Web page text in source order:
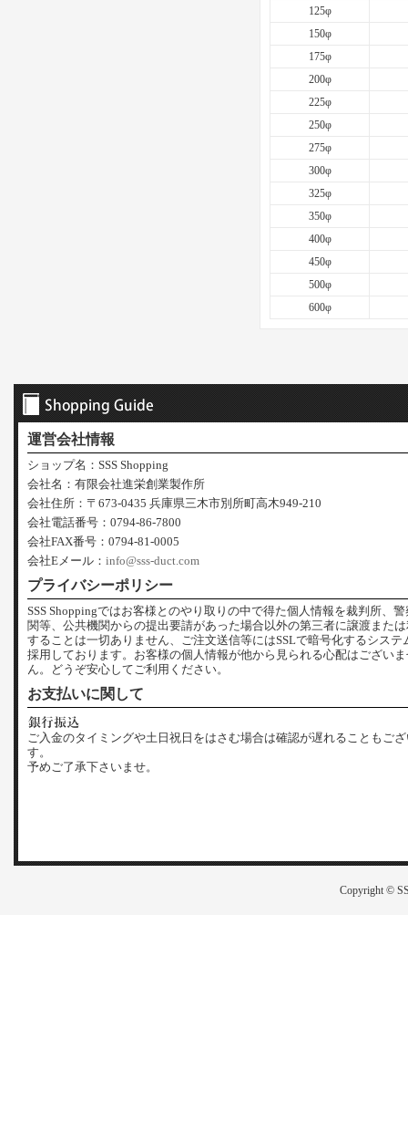
125φ
150φ
175φ
200φ
225φ
250φ
275φ
300φ
325φ
350φ
400φ
450φ
500φ
600φ
運営会社情報
ショップ名：SSS Shopping
会社名：有限会社進栄創業製作所
会社住所：〒673-0435 兵庫県三木市別所町高木949-210
会社電話番号：0794-86-7800
会社FAX番号：0794-81-0005
会社Eメール： info@sss-duct.com
プライバシーポリシー
SSS Shoppingではお客様とのやり取りの中で得た個人情報を裁判所、
関等、公共機関からの提出要請があった場合以外の第三者に譲渡また
することは一切ありません、ご注文送信等にはSSLで暗号化するシステ
採用しております。お客様の個人情報が他から見られる心配はござい
ん。どうぞ安心してご利用ください。
お支払いに関して
ご入金のタイミングや土日祝日をはさむ場合は確認が遅れることもご
す。
予めご了承下さいませ。
Copyright ©